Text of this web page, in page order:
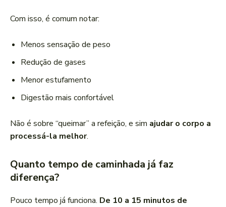
Com isso, é comum notar:
Menos sensação de peso
Redução de gases
Menor estufamento
Digestão mais confortável
Não é sobre “queimar” a refeição, e sim ajudar o corpo a
processá-la melhor.
Quanto tempo de caminhada já faz
diferença?
Pouco tempo já funciona. De 10 a 15 minutos de